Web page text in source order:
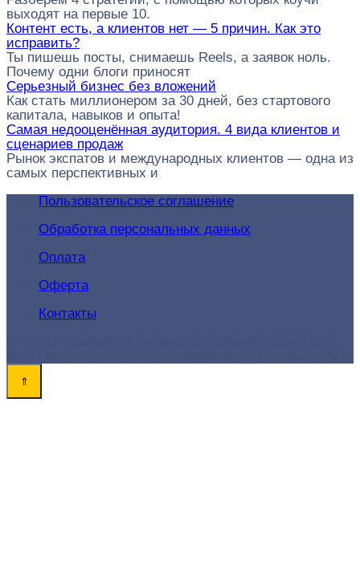
выходят на первые 10.
Контент есть, а клиентов нет — 5 причин. Как это
исправить?
Ты пишешь посты, снимаешь Reels, а заявок ноль.
Почему одни блоги приносят
Серьезный бизнес без вложений
Как стать миллионером за 30 дней, без стартового
капитала, навыков и опыта!
Самая недооценённая аудитория. 4 вида клиентов и
сценариев продаж
Рынок экспатов и международных клиентов — одна из
самых перспективных и
Пользовательское соглашение
Обработка персональных данных
Оплата
Оферта
Контакты